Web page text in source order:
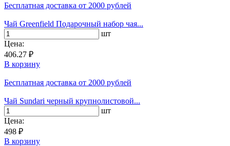
Бесплатная доставка от 2000 рублей
Чай Greenfield Подарочный набор чая...
шт
Цена:
406.27 ₽
В корзину
Бесплатная доставка от 2000 рублей
Чай Sundari черный крупнолистовой...
шт
Цена:
498 ₽
В корзину